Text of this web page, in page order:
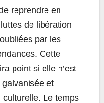
reprendre en
de libération
par les
Cette
point si elle n’est
et
culturelle. Le temps